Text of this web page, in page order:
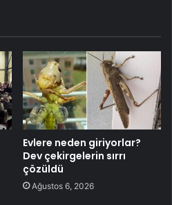
Evlere neden giriyorlar?
Dev çekirgelerin sırrı
çözüldü
Ağustos 6, 2026